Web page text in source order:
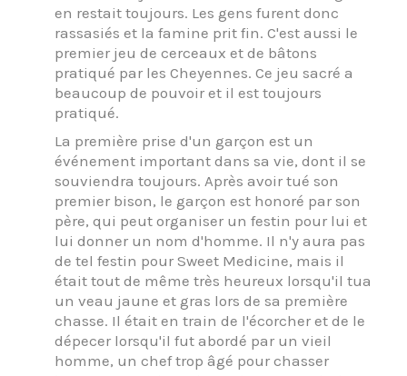
en restait toujours. Les gens furent donc
rassasiés et la famine prit fin. C'est aussi le
premier jeu de cerceaux et de bâtons
pratiqué par les Cheyennes. Ce jeu sacré a
beaucoup de pouvoir et il est toujours
pratiqué.
La première prise d'un garçon est un
événement important dans sa vie, dont il se
souviendra toujours. Après avoir tué son
premier bison, le garçon est honoré par son
père, qui peut organiser un festin pour lui et
lui donner un nom d'homme. Il n'y aura pas
de tel festin pour Sweet Medicine, mais il
était tout de même très heureux lorsqu'il tua
un veau jaune et gras lors de sa première
chasse. Il était en train de l'écorcher et de le
dépecer lorsqu'il fut abordé par un vieil
homme, un chef trop âgé pour chasser